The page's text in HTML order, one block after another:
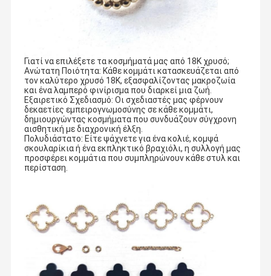
Γιατί να επιλέξετε τα κοσμήματά μας από 18K χρυσό;
Ανώτατη Ποιότητα: Κάθε κομμάτι κατασκευάζεται από
τον καλύτερο χρυσό 18K, εξασφαλίζοντας μακροζωία
και ένα λαμπερό φινίρισμα που διαρκεί μια ζωή.
Εξαιρετικό Σχεδιασμό: Οι σχεδιαστές μας φέρνουν
δεκαετίες εμπειρογνωμοσύνης σε κάθε κομμάτι,
δημιουργώντας κοσμήματα που συνδυάζουν σύγχρονη
αισθητική με διαχρονική έλξη.
Πολυδιάστατο: Είτε ψάχνετε για ένα κολιέ, κομψά
σκουλαρίκια ή ένα εκπληκτικό βραχιόλι, η συλλογή μας
προσφέρει κομμάτια που συμπληρώνουν κάθε στυλ και
περίσταση.